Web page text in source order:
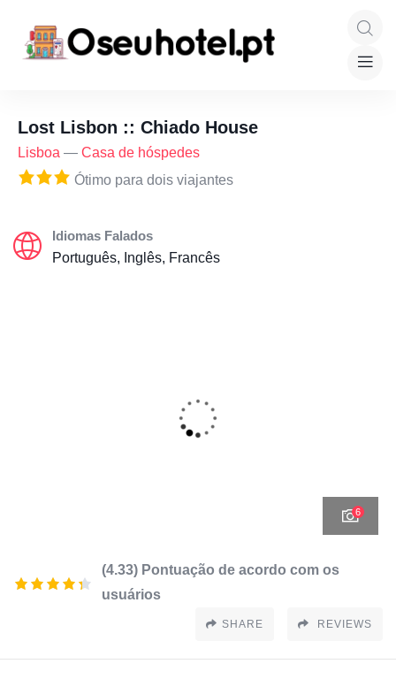
Lost Lisbon :: Chiado House
Lisboa — Casa de hóspedes
Ótimo para dois viajantes
Idiomas Falados
Português, Inglês, Francês
6
(4.33) Pontuação de acordo com os
usuários
SHARE REVIEWS